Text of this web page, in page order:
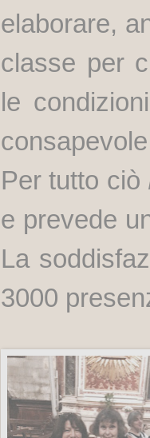
elaborare,
classe per
le
Per tutto ciò
e prevede
La
3000